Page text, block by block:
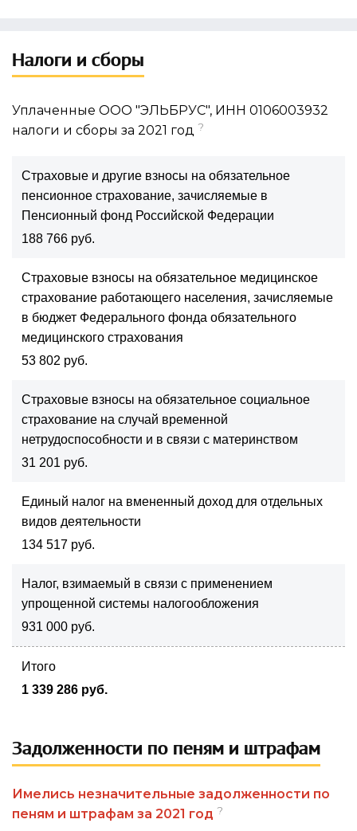
Налоги и сборы
Уплаченные ООО "ЭЛЬБРУС", ИНН 0106003932
налоги и сборы за 2021 год ?
Страховые и другие взносы на обязательное
пенсионное страхование, зачисляемые в
Пенсионный фонд Российской Федерации
188 766 руб.
Страховые взносы на обязательное медицинское
страхование работающего населения, зачисляемые
в бюджет Федерального фонда обязательного
медицинского страхования
53 802 руб.
Страховые взносы на обязательное социальное
страхование на случай временной
нетрудоспособности и в связи с материнством
31 201 руб.
Единый налог на вмененный доход для отдельных
видов деятельности
134 517 руб.
Налог, взимаемый в связи с применением
упрощенной системы налогообложения
931 000 руб.
Итого
1 339 286 руб.
Задолженности по пеням и штрафам
Имелись незначительные задолженности по
пеням и штрафам за 2021 год ?